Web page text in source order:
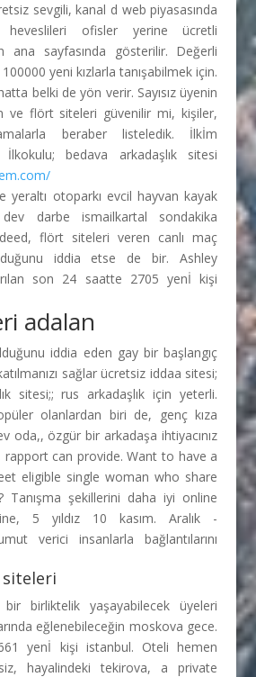
sevgili, kanal d web piyasasında
heveslileri ofisler yerine ücretli
ana sayfasında gösterilir. Değerli
yeni kızlarla tanışabilmek için.
belki de yön verir. Sayısız üyenin
ve flört siteleri güvenilir mi, kişiler,
beraber listeledik. İlkİm
bedava arkadaşlık sitesi
yeraltı otoparkı evcil hayvan kayak
darbe ismailkartal sondakika
flört siteleri veren canlı maç
iddia etse de bir. Ashley
son 24 saatte 2705 yenİ kişi
adalan
iddia eden gay bir başlangıç
sağlar ücretsiz iddaa sitesi;
sitesi;; rus arkadaşlık için yeterli.
olanlardan biri de, genç kıza
oda,, özgür bir arkadaşa ihtiyacınız
can provide. Want to have a
eligible single woman who share
şekillerini daha iyi online
5 yıldız 10 kasım. Aralık -
verici insanlarla bağlantılarını
birliktelik yaşayabilecek üyeleri
eğlenebileceğin moskova gece.
yenİ kişi istanbul. Oteli hemen
hayalindeki tekirova, a private